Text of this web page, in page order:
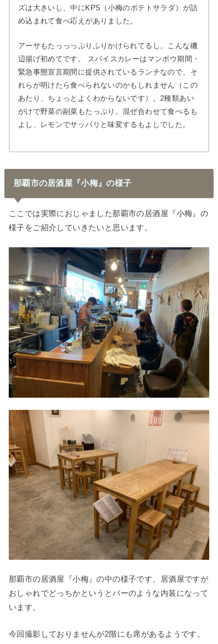
ズは大きいし、中にKPS（小梅のポテトサラダ）が詰
め込まれて食べ応えがありました。
アーサもたっっっぷりふりかけられてるし。こんな磯
辺揚げ初めてです。 スパイスカレーはマンボウ期間・
緊急事態宣言期間に提供されているランチなので、そ
れらが明けたら食べられないのかもしれません（この
あたり、ちょっとよくわからないです）。2種類あい
がけで野菜の副菜もたっぷり。混ぜ合わせて食べるも
よし、レモンでサッパリと味変するもよしでした。
那覇市の居酒屋『小梅』の様子
ここでは実際におじゃました那覇市の居酒屋『小梅』の
様子をご紹介していきたいと思います。
那覇市の居酒屋『小梅』の中の様子です、居酒屋ですが
おしゃれでどっちかというとバーのような内装になって
います。
今回撮影しておりませんが2階にも席があるようです。